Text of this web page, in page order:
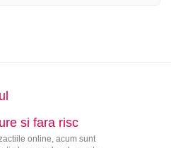
si fara risc
online, acum sunt